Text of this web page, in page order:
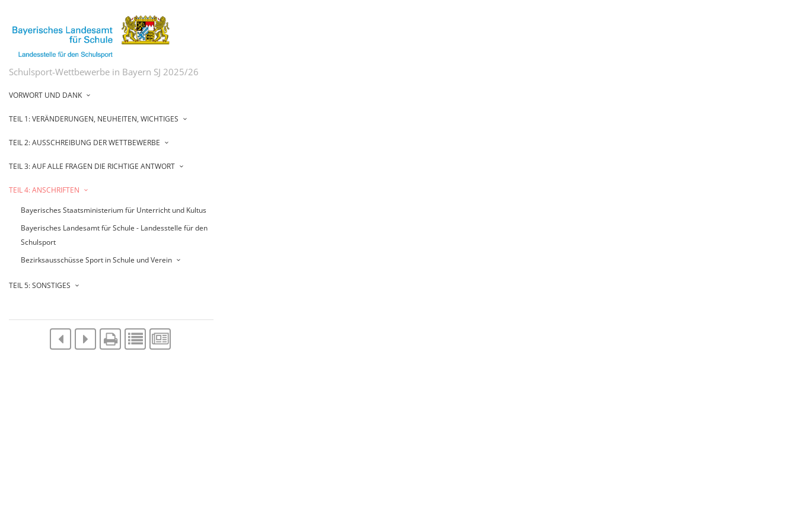
Schulsport-Wettbewerbe in Bayern SJ 2025/26
VORWORT UND DANK
TEIL 1: VERÄNDERUNGEN, NEUHEITEN, WICHTIGES
TEIL 2: AUSSCHREIBUNG DER WETTBEWERBE
TEIL 3: AUF ALLE FRAGEN DIE RICHTIGE ANTWORT
TEIL 4: ANSCHRIFTEN
Bayerisches Staatsministerium für Unterricht und Kultus
Bayerisches Landesamt für Schule - Landesstelle für den
Schulsport
Bezirksausschüsse Sport in Schule und Verein
TEIL 5: SONSTIGES